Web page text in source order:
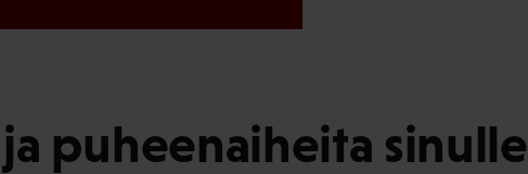
puheenaiheita sinulle